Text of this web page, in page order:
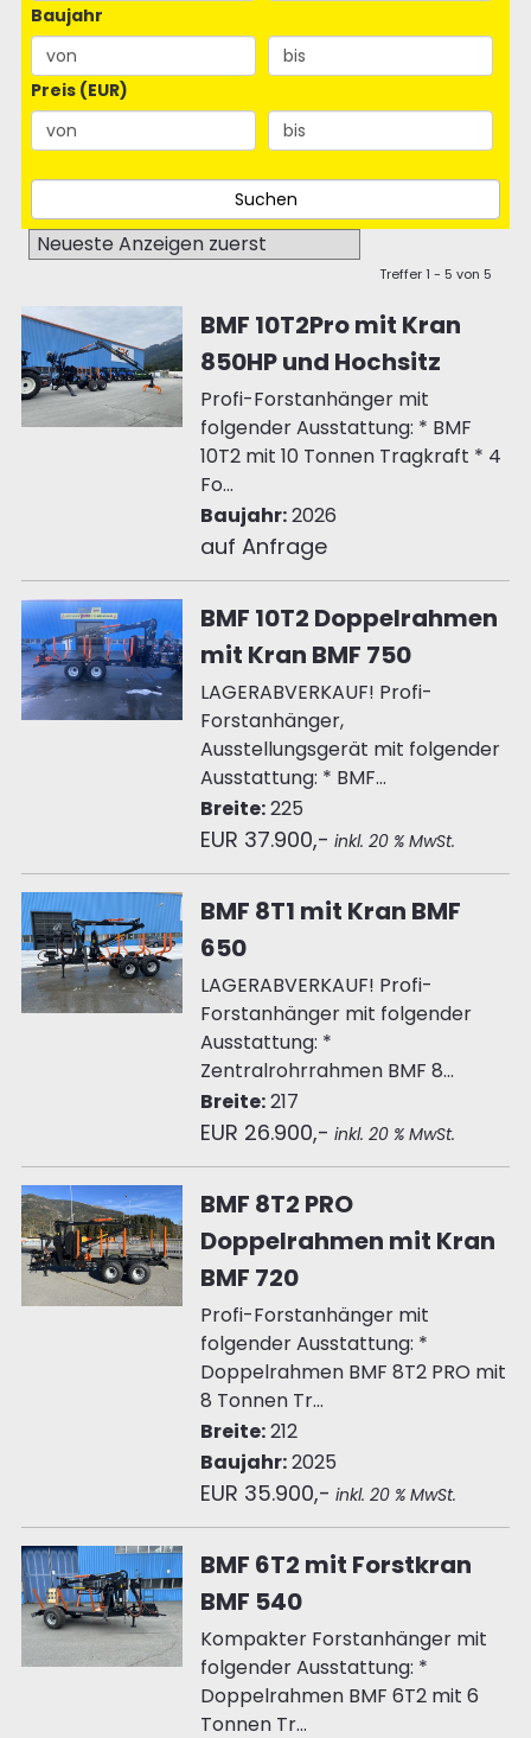
Baujahr
Preis (EUR)
Treffer 1 - 5 von 5
BMF 10T2Pro mit Kran
850HP und Hochsitz
Profi-Forstanhänger mit
folgender Ausstattung: * BMF
10T2 mit 10 Tonnen Tragkraft * 4
Fo...
Baujahr:2026
auf Anfrage
BMF 10T2 Doppelrahmen
mit Kran BMF 750
LAGERABVERKAUF! Profi-
Forstanhänger,
Ausstellungsgerät mit folgender
Ausstattung: * BMF...
Breite:225
EUR 37.900,- inkl. 20 % MwSt.
BMF 8T1 mit Kran BMF
650
LAGERABVERKAUF! Profi-
Forstanhänger mit folgender
Ausstattung: *
Zentralrohrrahmen BMF 8...
Breite:217
EUR 26.900,- inkl. 20 % MwSt.
BMF 8T2 PRO
Doppelrahmen mit Kran
BMF 720
Profi-Forstanhänger mit
folgender Ausstattung: *
Doppelrahmen BMF 8T2 PRO mit
8 Tonnen Tr...
Breite:212
Baujahr:2025
EUR 35.900,- inkl. 20 % MwSt.
BMF 6T2 mit Forstkran
BMF 540
Kompakter Forstanhänger mit
folgender Ausstattung: *
Doppelrahmen BMF 6T2 mit 6
Tonnen Tr...